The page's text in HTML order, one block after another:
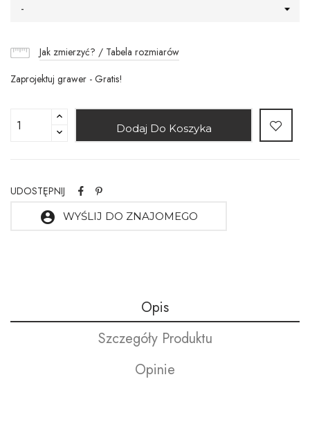
-
Jak zmierzyć? / Tabela rozmiarów
Zaprojektuj grawer - Gratis!
Dodaj Do Koszyka
UDOSTĘPNIJ
account_circle WYŚLIJ DO ZNAJOMEGO
Opis
Szczegóły Produktu
Opinie